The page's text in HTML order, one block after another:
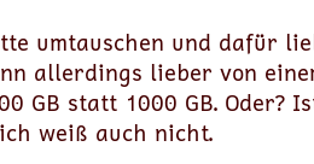
umtauschen und dafür
allerdings lieber von
GB statt 1000 GB. Oder?
weiß auch nicht.